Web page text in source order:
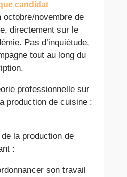
candidat
octobre/novembre de
directement sur le
Pas d’inquiétude,
tout au long du
professionnelle sur
production de cuisine :
la production de
:
son travail